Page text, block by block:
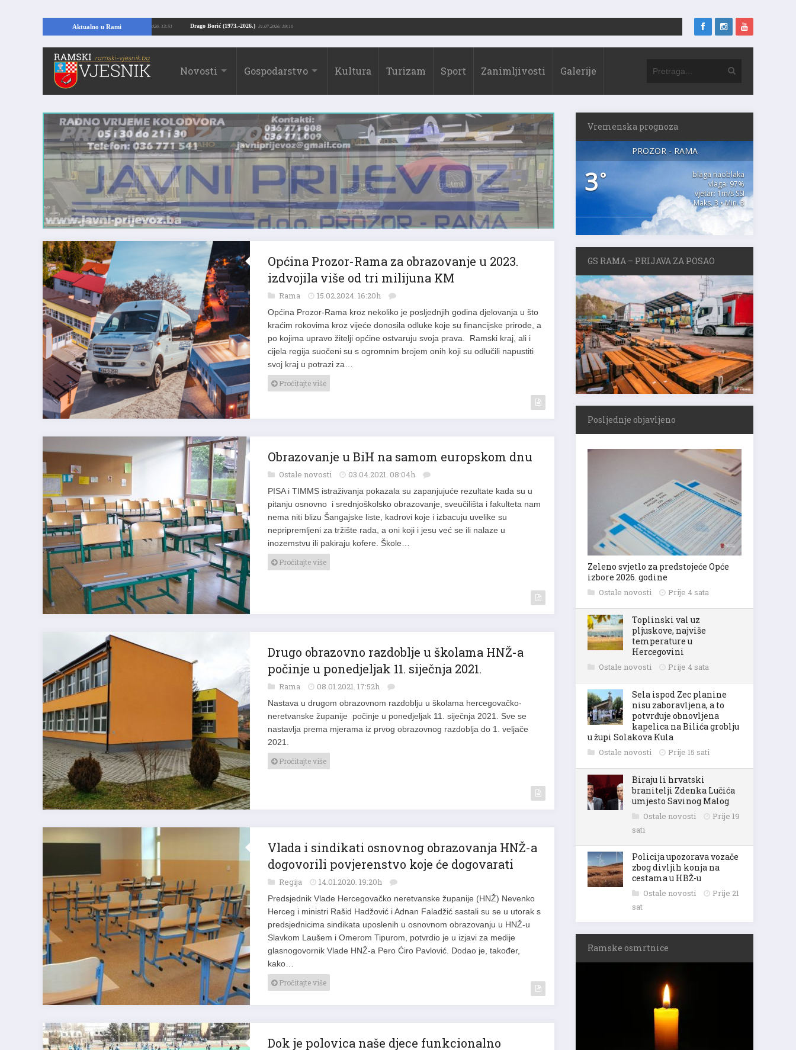
Aktualno u Rami Drago Borić (1973.-2026.)
Kopajući temelje kuće, pronašao vrijedne arheološke ostatke 24.07.2026. 13:51
Novosti Gospodarstvo Kultura Turizam Sport Zanimljivosti Galerije
Općina Prozor-Rama za obrazovanje u 2023.
izdvojila više od tri milijuna KM
Rama 15.02.2024. 16:20h
Općina Prozor-Rama kroz nekoliko je posljednjih godina djelovanja u što
kraćim rokovima kroz vijeće donosila odluke koje su financijske prirode, a
po kojima upravo žitelji općine ostvaruju svoja prava. Ramski kraj, ali i
cijela regija suočeni su s ogromnim brojem onih koji su odlučili napustiti
svoj kraj u potrazi za…
Pročitajte više
Obrazovanje u BiH na samom europskom dnu
Ostale novosti 03.04.2021. 08:04h
PISA i TIMMS istraživanja pokazala su zapanjujuće rezultate kada su u
pitanju osnovno i srednjoškolsko obrazovanje, sveučilišta i fakulteta nam
nema niti blizu Šangajske liste, kadrovi koje i izbacuju uvelike su
nepripremljeni za tržište rada, a oni koji i jesu već se ili nalaze u
inozemstvu ili pakiraju kofere. Škole…
Pročitajte više
Drugo obrazovno razdoblje u školama HNŽ-a
počinje u ponedjeljak 11. siječnja 2021.
Rama 08.01.2021. 17:52h
Nastava u drugom obrazovnom razdoblju u školama hercegovačko-
neretvanske županije počinje u ponedjeljak 11. siječnja 2021. Sve se
nastavlja prema mjerama iz prvog obrazovnog razdoblja do 1. veljače
2021.
Pročitajte više
Vlada i sindikati osnovnog obrazovanja HNŽ-a
dogovorili povjerenstvo koje će dogovarati
Regija 14.01.2020. 19:20h
Predsjednik Vlade Hercegovačko neretvanske županije (HNŽ) Nevenko
Herceg i ministri Rašid Hadžović i Adnan Faladžić sastali su se u utorak s
predsjednicima sindikata uposlenih u osnovnom obrazovanju u HNŽ-u
Slavkom Laušem i Omerom Tipurom, potvrdio je u izjavi za medije
glasnogovornik Vlade HNŽ-a Pero Ćiro Pavlović. Dodao je, također,
kako…
Pročitajte više
Dok je polovica naše djece funkcionalno
Vremenska prognoza
PROZOR - RAMA
3°
blaga naoblaka
vlaga: 97%
vjetar: 1m/s SSI
Maks. 3 • Min. 3
GS RAMA – PRIJAVA ZA POSAO
Posljednje objavljeno
Zeleno svjetlo za predstojeće Opće
izbore 2026. godine
Ostale novosti Prije 4 sata
Toplinski val uz
pljuskove, najviše
temperature u
Hercegovini
Ostale novosti Prije 4 sata
Sela ispod Zec planine
nisu zaboravljena, a to
potvrđuje obnovljena
kapelica na Bilića groblju
u župi Solakova Kula
Ostale novosti Prije 15 sati
Biraju li hrvatski
branitelji Zdenka Lučića
umjesto Savinog Malog
Ostale novosti
Prije 19
sati
Policija upozorava vozače
zbog divljih konja na
cestama u HBŽ-u
Ostale novosti
Prije 21
sat
Ramske osmrtnice